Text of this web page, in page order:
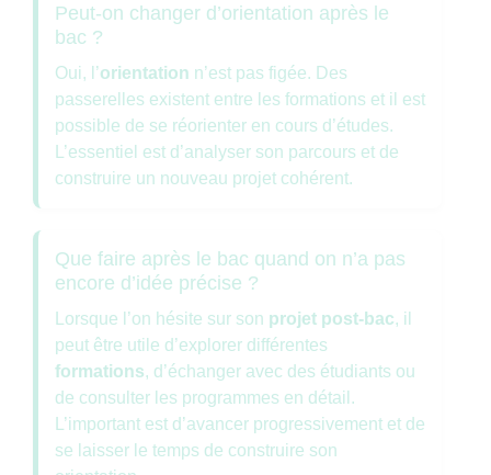
Peut-on changer d’orientation après le
bac ?
Oui, l’orientation n’est pas figée. Des
passerelles existent entre les formations et il est
possible de se réorienter en cours d’études.
L’essentiel est d’analyser son parcours et de
construire un nouveau projet cohérent.
Que faire après le bac quand on n’a pas
encore d’idée précise ?
Lorsque l’on hésite sur son projet post-bac, il
peut être utile d’explorer différentes
formations, d’échanger avec des étudiants ou
de consulter les programmes en détail.
L’important est d’avancer progressivement et de
se laisser le temps de construire son